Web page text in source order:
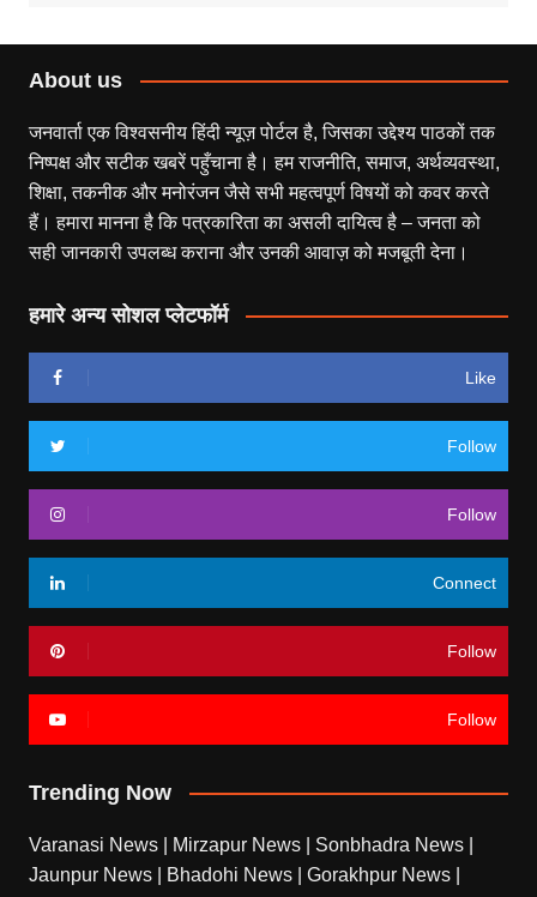
About us
जनवार्ता एक विश्वसनीय हिंदी न्यूज़ पोर्टल है, जिसका उद्देश्य पाठकों तक
निष्पक्ष और सटीक खबरें पहुँचाना है। हम राजनीति, समाज, अर्थव्यवस्था,
शिक्षा, तकनीक और मनोरंजन जैसे सभी महत्वपूर्ण विषयों को कवर करते
हैं। हमारा मानना है कि पत्रकारिता का असली दायित्व है – जनता को
सही जानकारी उपलब्ध कराना और उनकी आवाज़ को मजबूती देना।
हमारे अन्य सोशल प्लेटफॉर्म
Like
Follow
Follow
Connect
Follow
Follow
Trending Now
Varanasi News Mirzapur News Sonbhadra News
Jaunpur News
Bhadohi News Gorakhpur News